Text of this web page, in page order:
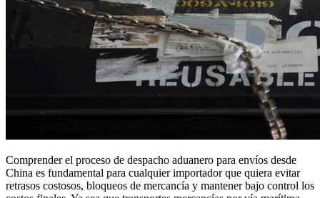
Comprender el proceso de despacho aduanero para envíos desde
China es fundamental para cualquier importador que quiera evitar
retrasos costosos, bloqueos de mercancía y mantener bajo control los